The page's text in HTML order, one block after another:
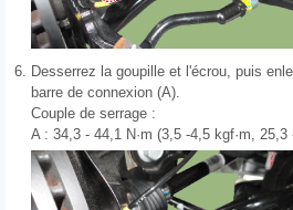
6. Desserrez la goupille et l'écrou, puis
barre de connexion (A).
Couple de serrage :
A : 34,3 - 44,1 N·m (3,5 -4,5 kgf·m, 25,3